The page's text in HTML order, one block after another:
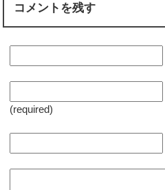
コメントを残す
(required)